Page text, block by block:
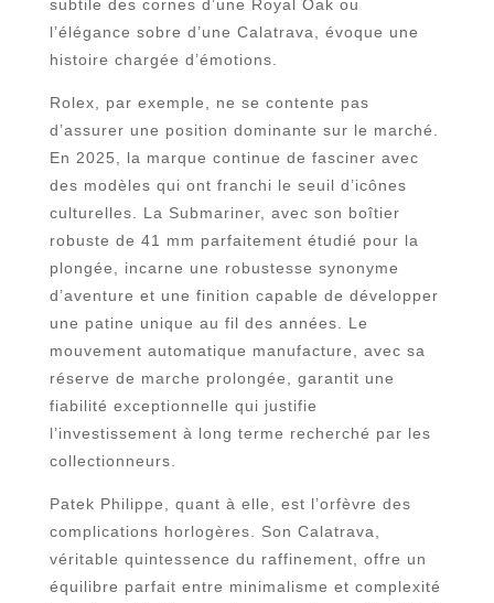
subtile des cornes d’une Royal Oak ou
l’élégance sobre d’une Calatrava, évoque une
histoire chargée d’émotions.
Rolex, par exemple, ne se contente pas
d’assurer une position dominante sur le marché.
En 2025, la marque continue de fasciner avec
des modèles qui ont franchi le seuil d’icônes
culturelles. La Submariner, avec son boîtier
robuste de 41 mm parfaitement étudié pour la
plongée, incarne une robustesse synonyme
d’aventure et une finition capable de développer
une patine unique au fil des années. Le
mouvement automatique manufacture, avec sa
réserve de marche prolongée, garantit une
fiabilité exceptionnelle qui justifie
l’investissement à long terme recherché par les
collectionneurs.
Patek Philippe, quant à elle, est l’orfèvre des
complications horlogères. Son Calatrava,
véritable quintessence du raffinement, offre un
équilibre parfait entre minimalisme et complexité